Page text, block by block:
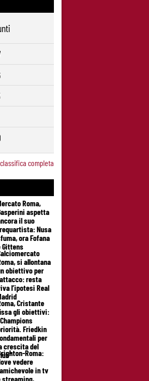
completa
Roma,
aspetta
il suo
Nusa
ora Fofana
Gittens
si allontana
obiettivo per
resta
l’ipotesi Real
Cristante
gli obiettivi:
Friedkin
per
crescita del
Roma:
vedere
in tv
streaming,